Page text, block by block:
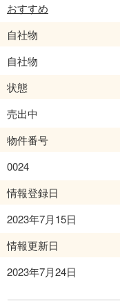
おすすめ
自社物
自社物
状態
売出中
物件番号
0024
情報登録日
2023年7月15日
情報更新日
2023年7月24日